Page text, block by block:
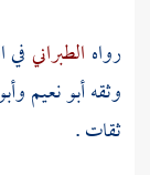
رواه الطبرانيفي
وثقهأبو نعيم
ثقات .